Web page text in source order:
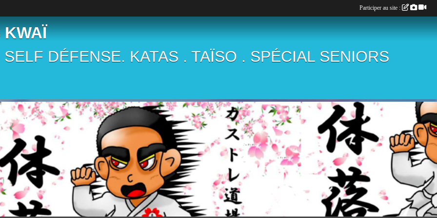
KWAÏ
DÉFENSE. KATAS . TAÏSO . SPÉCIAL SENIORS
Participer au site :